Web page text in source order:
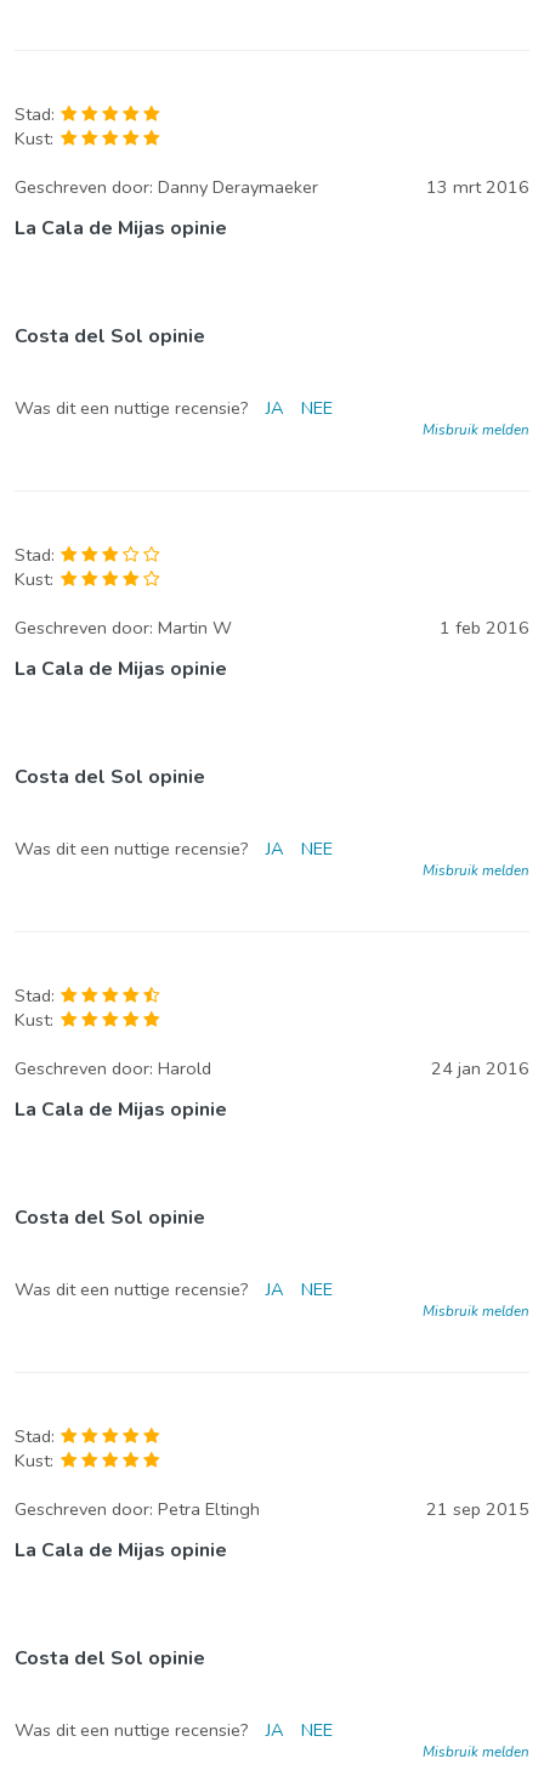
Stad:
Kust:
Geschreven door: Danny Deraymaeker 13 mrt 2016
La Cala de Mijas opinie
Costa del Sol opinie
Was dit een nuttige recensie? JA NEE
Misbruik melden
Stad:
Kust:
Geschreven door: Martin W 1 feb 2016
La Cala de Mijas opinie
Costa del Sol opinie
Was dit een nuttige recensie? JA NEE
Misbruik melden
Stad:
Kust:
Geschreven door: Harold 24 jan 2016
La Cala de Mijas opinie
Costa del Sol opinie
Was dit een nuttige recensie? JA NEE
Misbruik melden
Stad:
Kust:
Geschreven door: Petra Eltingh 21 sep 2015
La Cala de Mijas opinie
Costa del Sol opinie
Was dit een nuttige recensie? JA NEE
Misbruik melden